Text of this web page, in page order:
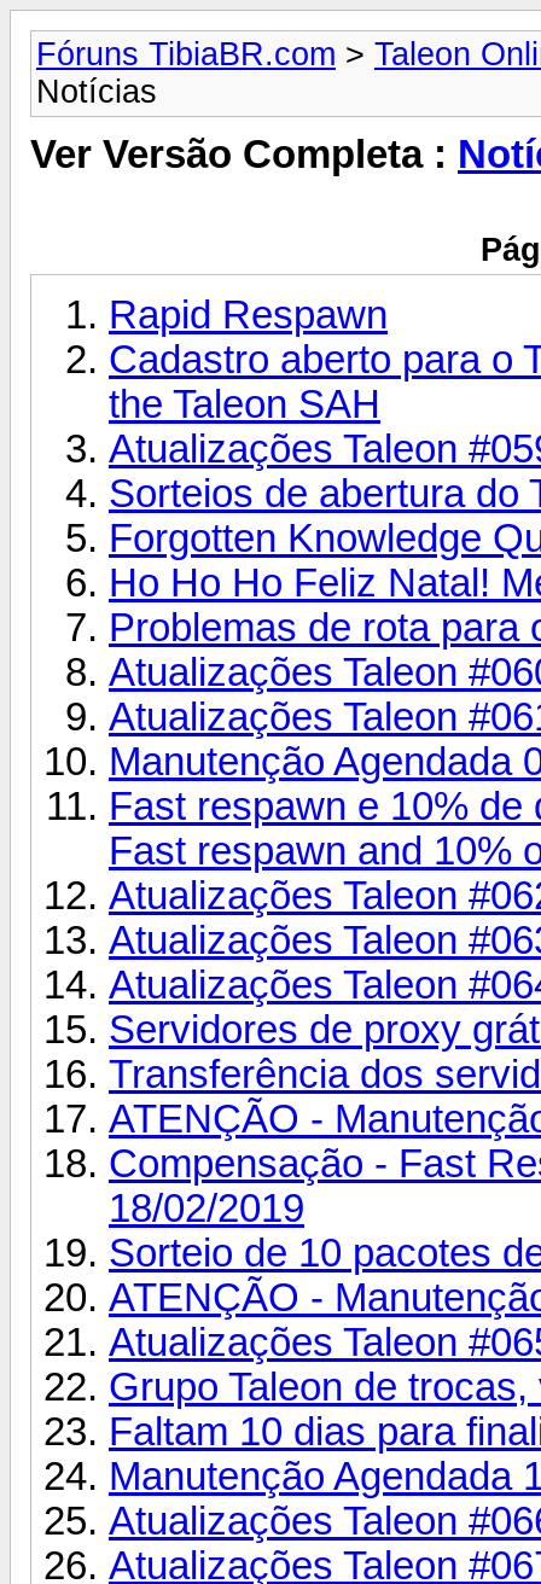
Fóruns TibiaBR.com > Taleon
Notícias
Ver Versão Completa :
Rapid Respawn
Cadastro aberto para o
the Taleon SAH
Atualizações Taleon
Sorteios de abertura do
Forgotten Knowledge
Ho Ho Ho Feliz Natal!
Problemas de rota para
Atualizações Taleon
Atualizações Taleon
Manutenção Agendada
Fast respawn e 10%
Fast respawn and 10%
Atualizações Taleon
Atualizações Taleon
Atualizações Taleon
Servidores de proxy
Transferência dos
ATENÇÃO -
Compensação - Fast
18/02/2019
Sorteio de 10 pacotes
ATENÇÃO -
Atualizações Taleon
Grupo Taleon de
Faltam 10 dias para
Manutenção Agendada
Atualizações Taleon
Atualizações Taleon